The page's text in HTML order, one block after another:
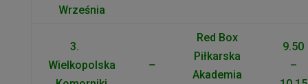
Września
3.
Wielkopolska
–
Red Box
Piłkarska
Akademia
9.50
–